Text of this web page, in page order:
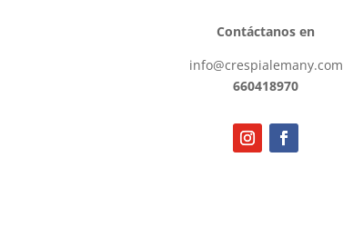
Contáctanos en
info@crespialemany.com
660418970